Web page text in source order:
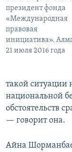
президент фонда
«Международная
правовая
инициатива».
21 июля 2016 года
такой ситуации
национальной
обстоятельств
— говорит она.
Айна